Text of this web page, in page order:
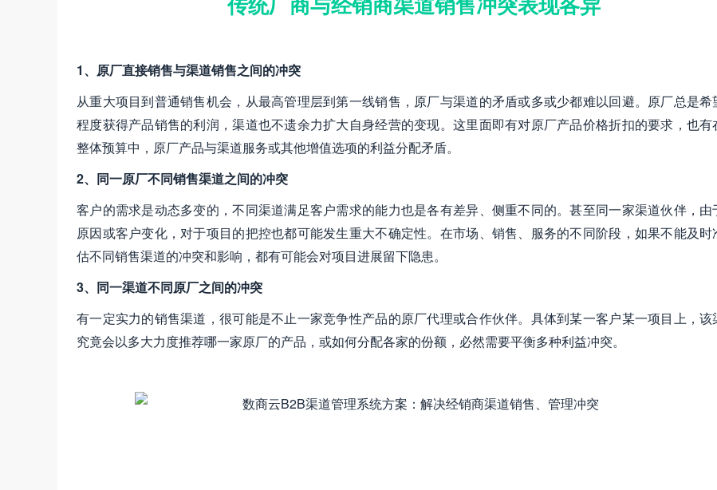
1、原厂直接销售与渠道销售之间的冲突
从重大项目到普通销售机会，从最高管理层到第一线销售，原厂与渠道的矛盾或多或少都难以回避。原厂总是希
程度获得产品销售的利润，渠道也不遗余力扩大自身经营的变现。这里面即有对原厂产品价格折扣的要求，也有
整体预算中，原厂产品与渠道服务或其他增值选项的利益分配矛盾。
2、同一原厂不同销售渠道之间的冲突
客户的需求是动态多变的，不同渠道满足客户需求的能力也是各有差异、侧重不同的。甚至同一家渠道伙伴，由
原因或客户变化，对于项目的把控也都可能发生重大不确定性。在市场、销售、服务的不同阶段，如果不能及时
估不同销售渠道的冲突和影响，都有可能会对项目进展留下隐患。
3、同一渠道不同原厂之间的冲突
有一定实力的销售渠道，很可能是不止一家竞争性产品的原厂代理或合作伙伴。具体到某一客户某一项目上，该
究竟会以多大力度推荐哪一家原厂的产品，或如何分配各家的份额，必然需要平衡多种利益冲突。